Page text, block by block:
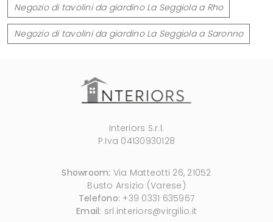
Negozio di tavolini da giardino La Seggiola a Rho
Negozio di tavolini da giardino La Seggiola a Saronno
Interiors S.r.l.
P.Iva 04130930128
Showroom: Via Matteotti 26, 21052
Busto Arsizio (Varese)
Telefono: +39 0331 635967
Email: srl.interiors@virgilio.it